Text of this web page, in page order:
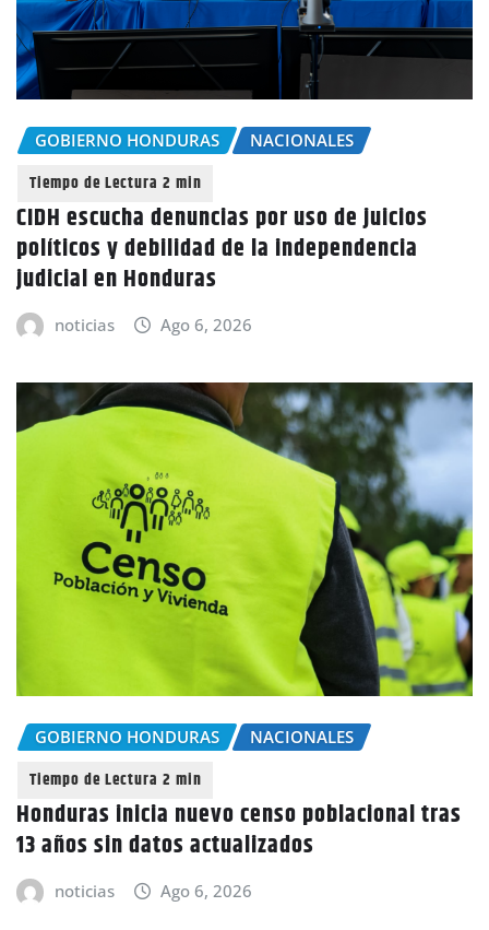
GOBIERNO HONDURAS NACIONALES
CIDH escucha denuncias por uso de juicios
políticos y debilidad de la independencia
judicial en Honduras
noticias Ago 6, 2026
GOBIERNO HONDURAS NACIONALES
Honduras inicia nuevo censo poblacional tras
13 años sin datos actualizados
noticias Ago 6, 2026